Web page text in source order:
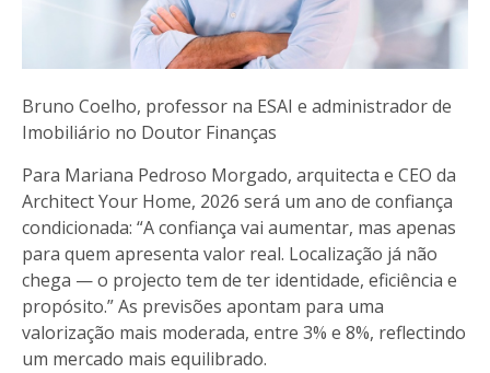
Bruno Coelho, professor na ESAI e administrador de
Imobiliário no Doutor Finanças
Para Mariana Pedroso Morgado, arquitecta e CEO da
Architect Your Home, 2026 será um ano de confiança
condicionada: “A confiança vai aumentar, mas apenas
para quem apresenta valor real. Localização já não
chega — o projecto tem de ter identidade, eficiência e
propósito.” As previsões apontam para uma
valorização mais moderada, entre 3% e 8%, reflectindo
um mercado mais equilibrado.